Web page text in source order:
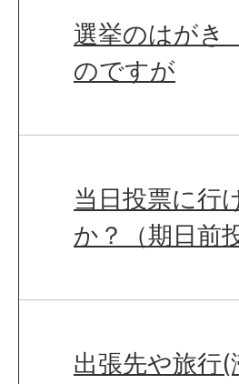
選挙のはがき
のですが
当日投票に行
か？（期日前
出張先や旅行